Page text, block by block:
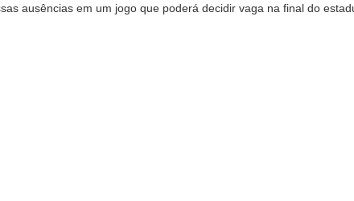
ausências em um jogo que poderá decidir vaga na final do